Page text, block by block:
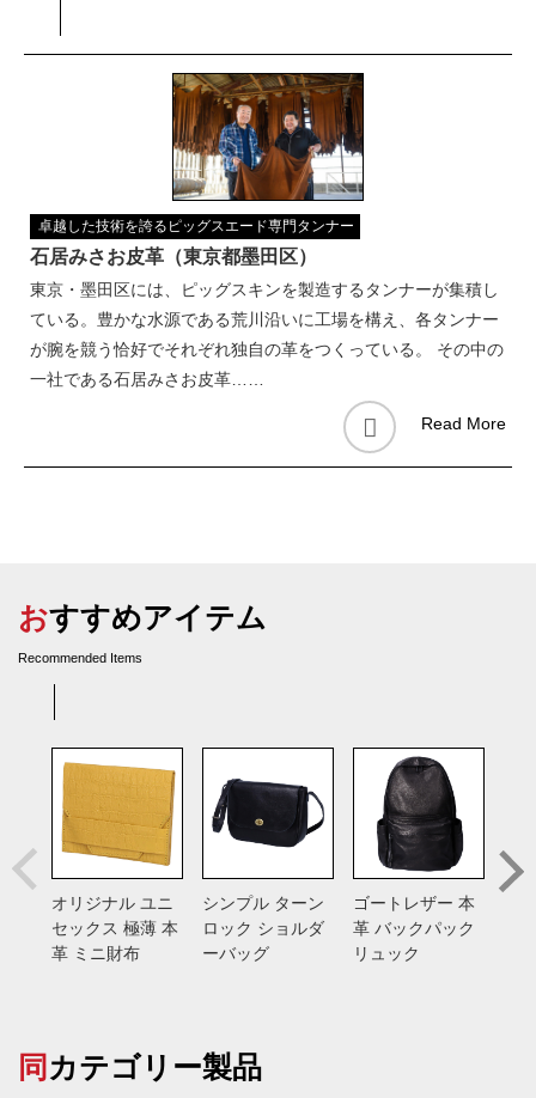
卓越した技術を誇るピッグスエード専門タンナー
石居みさお皮革（東京都墨田区）
東京・墨田区には、ピッグスキンを製造するタンナーが集積し
ている。豊かな水源である荒川沿いに工場を構え、各タンナー
が腕を競う恰好でそれぞれ独自の革をつくっている。 その中の
一社である石居みさお皮革……
Read More
おすすめアイテム
Recommended Items
オリジナル ユニ
セックス 極薄 本
革 ミニ財布
シンプル ターン
ロック ショルダ
ーバッグ
ゴートレザー 本
革 バックパック
リュック
同カテゴリー製品